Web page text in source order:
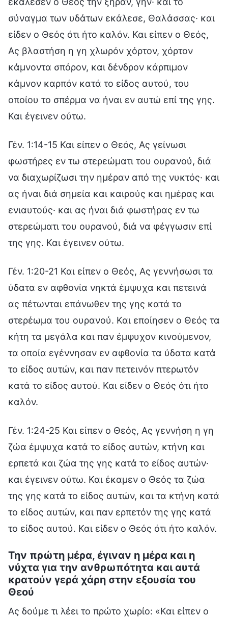
σύναγμα των υδάτων εκάλεσε, Θαλάσσας· και
είδεν ο Θεός ότι ήτο καλόν. Και είπεν ο Θεός,
Ας βλαστήση η γη χλωρόν χόρτον, χόρτον
κάμνοντα σπόρον, και δένδρον κάρπιμον
κάμνον καρπόν κατά το είδος αυτού, του
οποίου το σπέρμα να ήναι εν αυτώ επί της γης.
Και έγεινεν ούτω.
Γέν. 1:14-15 Και είπεν ο Θεός, Ας γείνωσι
φωστήρες εν τω στερεώματι του ουρανού, διά
να διαχωρίζωσι την ημέραν από της νυκτός· και
ας ήναι διά σημεία και καιρούς και ημέρας και
ενιαυτούς· και ας ήναι διά φωστήρας εν τω
στερεώματι του ουρανού, διά να φέγγωσιν επί
της γης. Και έγεινεν ούτω.
Γέν. 1:20-21 Και είπεν ο Θεός, Ας γεννήσωσι τα
ύδατα εν αφθονία νηκτά έμψυχα και πετεινά
ας πέτωνται επάνωθεν της γης κατά το
στερέωμα του ουρανού. Και εποίησεν ο Θεός τα
κήτη τα μεγάλα και παν έμψυχον κινούμενον,
τα οποία εγέννησαν εν αφθονία τα ύδατα κατά
το είδος αυτών, και παν πετεινόν πτερωτόν
κατά το είδος αυτού. Και είδεν ο Θεός ότι ήτο
καλόν.
Γέν. 1:24-25 Και είπεν ο Θεός, Ας γεννήση η γη
ζώα έμψυχα κατά το είδος αυτών, κτήνη και
ερπετά και ζώα της γης κατά το είδος αυτών·
και έγεινεν ούτω. Και έκαμεν ο Θεός τα ζώα
της γης κατά το είδος αυτών, και τα κτήνη κατά
το είδος αυτών, και παν ερπετόν της γης κατά
το είδος αυτού. Και είδεν ο Θεός ότι ήτο καλόν.
Την πρώτη μέρα, έγιναν η μέρα και η
νύχτα για την ανθρωπότητα και αυτά
κρατούν γερά χάρη στην εξουσία του
Θεού
Ας δούμε τι λέει το πρώτο χωρίο: «Και είπεν ο